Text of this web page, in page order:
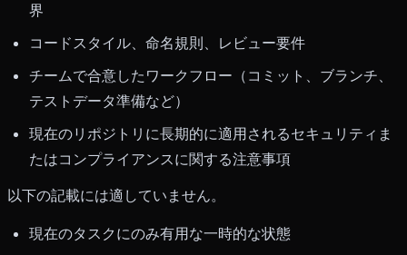
界
コードスタイル、命名規則、レビュー要件
チームで合意したワークフロー（コミット、ブランチ、
テストデータ準備など）
現在のリポジトリに長期的に適用されるセキュリティま
たはコンプライアンスに関する注意事項
以下の記載には適していません。
現在のタスクにのみ有用な一時的な状態